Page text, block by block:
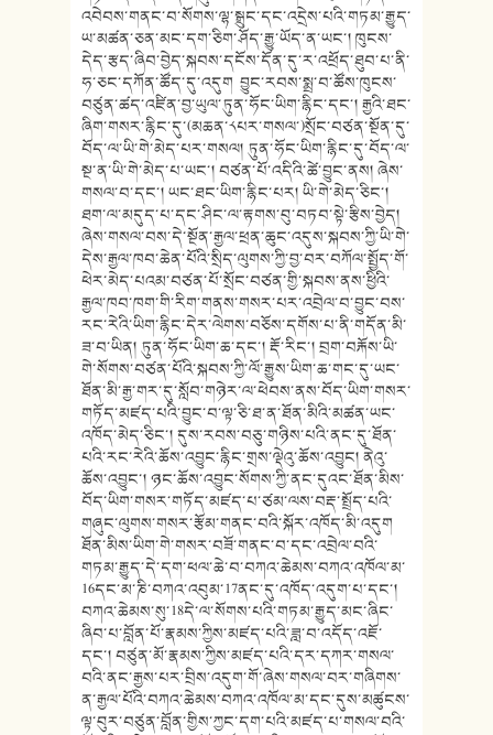
འབེབས་གནང་བ་སོགས་ལྷ་སྒྲུང་དང་འདྲེས་པའི་གཏམ་རྒྱུད་
ཡ་མཚན་ཅན་མང་དག་ཅིག་ཤོད་རྒྱུ་ཡོད་ན་ཡང་། ཁུངས་
དེད་རྩད་ཞིབ་བྱེད་སྐབས་དངོས་དོན་དུ་ར་འཕྲོད་ཐུབ་པ་ནི་
ཧ་ཅང་དཀོན་ཚོད་དུ་འདུག བྱུང་རབས་སྨྲ་བ་ཚོས་ཁུངས་
བཙུན་ཚད་འཛིན་བྱ་ཡུལ་ཏུན་ཧོང་ཡིག་རྙིང་དང་། རྒྱའི་ཐང་
ཞིག་གསར་རྙིང་དུ་(མཆན་༨པར་གསལ་)སྲོང་བཙན་སྔོན་དུ་
བོད་ལ་ཡི་གེ་མེད་པར་གསལ། ཏུན་ཧོང་ཡིག་རྙིང་དུ་བོད་ལ་
སྔ་ན་ཡི་གེ་མེད་པ་ཡང་། བཙན་པོ་འདིའི་ཚེ་བྱུང་ནས། ཞེས་
གསལ་བ་དང་། ཡང་ཐང་ཡིག་རྙིང་པར། ཡི་གེ་མེད་ཅིང་།
ཐག་ལ་མདུད་པ་དང་ཤིང་ལ་རྟགས་བུ་བཏབ་སྟེ་རྩིས་བྱེད།
ཞེས་གསལ་བས་དེ་སྔོན་རྒྱལ་ཕྲན་ཆུང་འདུས་སྐབས་ཀྱི་ཡི་གེ་
དེས་རྒྱལ་ཁབ་ཆེན་པོའི་སྲིད་ལུགས་ཀྱི་བྱ་བར་བཀོལ་སྤྱོད་གོ་
ཕེར་མེད་པའམ་བཙན་པོ་སྲོང་བཙན་གྱི་སྐབས་ནས་ཕྱིའི་
རྒྱལ་ཁབ་ཁག་གི་རིག་གནས་གསར་པར་འབྲེལ་བ་བྱུང་བས་
རང་རེའི་ཡིག་རྙིང་དེར་ལེགས་བཅོས་དགོས་པ་ནི་གདོན་མི་
ཟ་བ་ཡིན། ཏུན་ཧོང་ཡིག་ཆ་དང་། རྡོ་རིང་། བྲག་བརྐོས་ཡི་
གེ་སོགས་བཙན་པོའི་སྐབས་ཀྱི་ལོ་རྒྱུས་ཡིག་ཆ་གང་དུ་ཡང་
ཐོན་མི་རྒྱ་གར་དུ་སློབ་གཉེར་ལ་ཕེབས་ནས་བོད་ཡིག་གསར་
གཏོད་མཛད་པའི་བྱུང་བ་ལྟ་ཅི་ཐ་ན་ཐོན་མིའི་མཚན་ཡང་
འཁོད་མེད་ཅིང་། དུས་རབས་བཅུ་གཉིས་པའི་ནང་དུ་ཐོན་
པའི་རང་རེའི་ཆོས་འབྱུང་རྙིང་གྲས་ལྡེའུ་ཆོས་འབྱུང། ནེའུ་
ཆོས་འབྱུང་། ཉང་ཆོས་འབྱུང་སོགས་ཀྱི་ནང་དུའང་ཐོན་མིས་
བོད་ཡིག་གསར་གཏོད་མཛད་པ་ཙམ་ལས་བརྡ་སྤྲོད་པའི་
གཞུང་ལུགས་གསར་རྩོམ་གནང་བའི་སྐོར་འཁོད་མི་འདུག
ཐོན་མིས་ཡིག་གེ་གསར་བཟོ་གནང་བ་དང་འབྲེལ་བའི་
གཏམ་རྒྱུད་དེ་དག་ཕལ་ཆེ་བ་བཀའ་ཆེམས་བཀའ་འཁོལ་མ་
16དང་མ་ཎི་བཀའ་འབུམ་17ནང་དུ་འཁོད་འདུག་པ་དང་།
བཀའ་ཆེམས་སུ་18དེ་ལ་སོགས་པའི་གཏམ་རྒྱུད་མང་ཞིང་
ཞིབ་པ་བློན་པོ་རྣམས་ཀྱིས་མཛད་པའི་ཟླ་བ་འདོད་འཇོ་
དང་། བཙུན་མོ་རྣམས་ཀྱིས་མཛད་པའི་དར་དཀར་གསལ་
བའི་ནང་རྒྱས་པར་བྲིས་འདུག་གོ་ཞེས་གསལ་བར་གཞིགས་
ན་རྒྱལ་པོའི་བཀའ་ཆེམས་བཀའ་འཁོལ་མ་དང་དུས་མཚུངས་
ལྟ་བུར་བཙུན་བློན་གྱིས་ཀྱང་དག་པའི་མཛད་པ་གསལ་བའི་